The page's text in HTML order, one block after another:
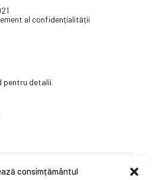
consimțământul
al confidențialității
pentru detalii.